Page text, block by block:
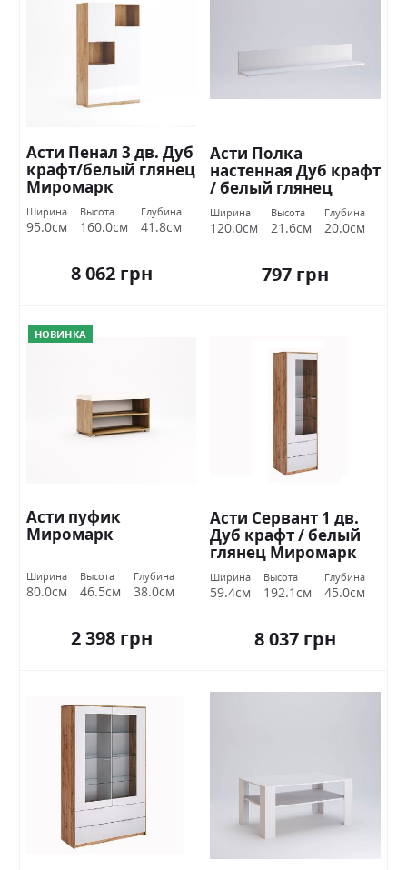
Асти Пенал 3 дв. Дуб
крафт/белый глянец
Миромарк
Ширина
95.0см
Высота
160.0см
Глубина
41.8см
8 062 грн
Асти Полка
настенная Дуб крафт
/ белый глянец
Миромарк
Ширина
120.0см
Высота
21.6см
Глубина
20.0см
797 грн
НОВИНКА
Асти пуфик
Миромарк
Ширина
80.0см
Высота
46.5см
Глубина
38.0см
2 398 грн
Асти Сервант 1 дв.
Дуб крафт / белый
глянец Миромарк
Ширина
59.4см
Высота
192.1см
Глубина
45.0см
8 037 грн